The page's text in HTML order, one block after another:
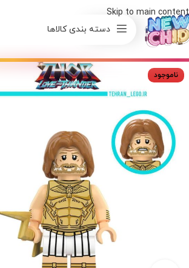
Skip to main content
دسته بندی کالاها
ناموجود